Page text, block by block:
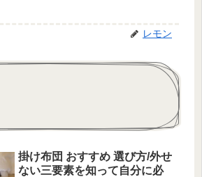
レモン
掛け布団 おすすめ 選び方/外せ
ない三要素を知って自分に必